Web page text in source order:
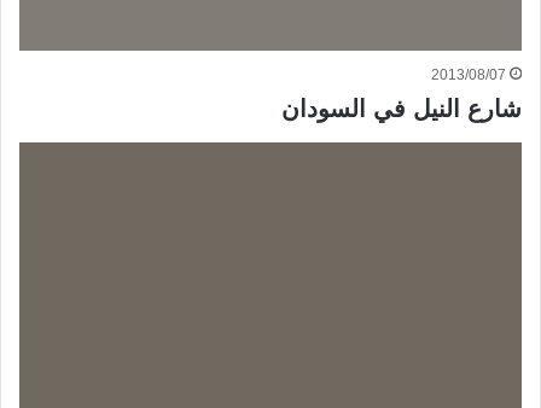
2013/08/07
شارع النيل في السودان